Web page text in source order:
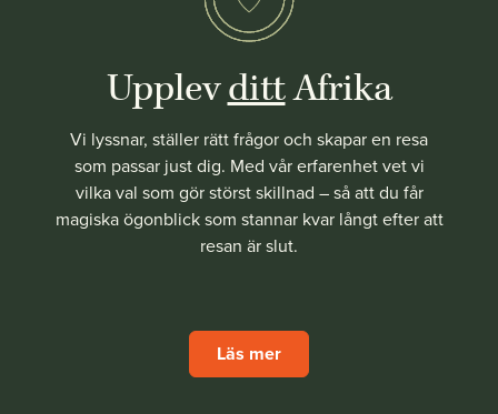
UpplevdittAfrika
Vi lyssnar, ställer rätt frågor och skapar en resa
som passar just dig. Med vår erfarenhet vet vi
vilka val som gör störst skillnad – så att du får
magiska ögonblick som stannar kvar långt efter att
resan är slut.
Läs mer